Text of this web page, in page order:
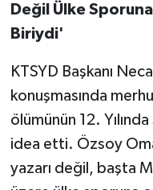
Değil Ülke
Biriydi'
KTSYD Başkanı
konuşmasında
ölümünün 12.
idea etti. Özsoy
yazarı değil, başta
SAĞLIK
SPOR
TATLISU